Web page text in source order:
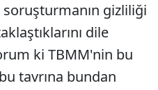
soruşturmanın gizliliği
dile
ki TBMM'nin bu
tavrına bundan